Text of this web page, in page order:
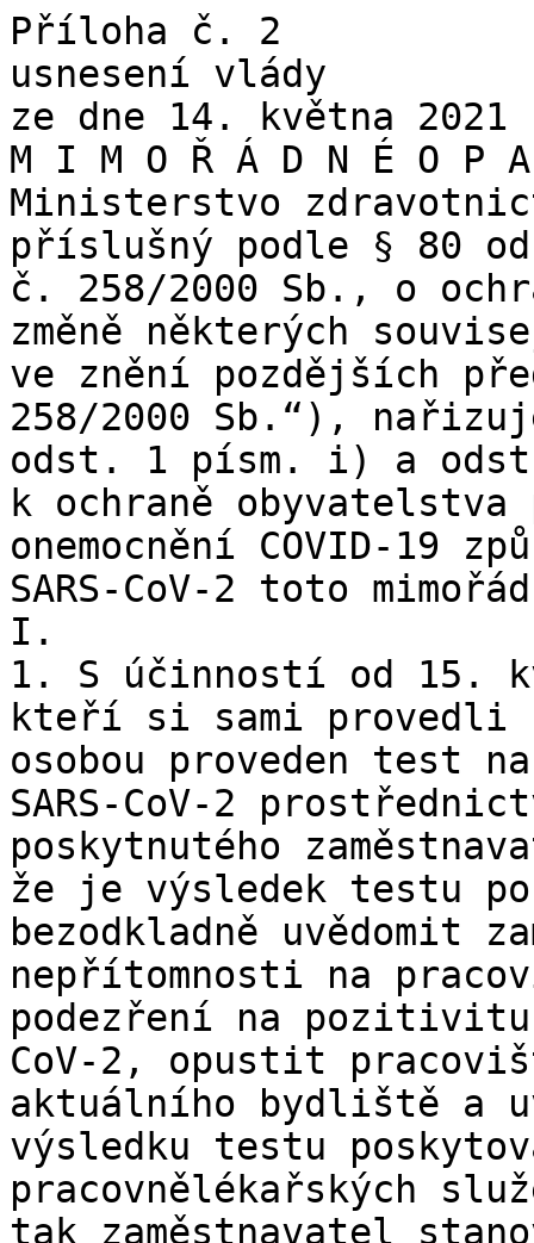
Příloha č. 2
usnesení vlády
ze dne 14. května 2021
M I M O Ř Á D N É O P
Ministerstvo
příslušný podle § 80
č. 258/2000 Sb., o
změně některých
ve znění pozdějších
258/2000 Sb.“),
odst. 1 písm. i) a
k ochraně
onemocnění COVID-19
SARS-CoV-2 toto
I.
1. S účinností od 15.
kteří si sami provedli
osobou proveden test
SARS-CoV-2
poskytnutého
že je výsledek testu
bezodkladně uvědomit
nepřítomnosti na
podezření na
CoV-2, opustit
aktuálního bydliště a
výsledku testu
pracovnělékařských
tak zaměstnavatel